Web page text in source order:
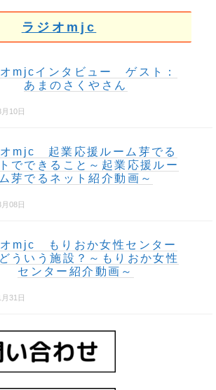
ラジオmjc
mjcインタビュー ゲスト：
あまのさくやさん
10日
mjc 起業応援ルーム芽でる
でできること～起業応援ルー
ム芽でるネット紹介動画～
08日
mjc もりおか女性センター
ういう施設？～もりおか女性
センター紹介動画～
31日